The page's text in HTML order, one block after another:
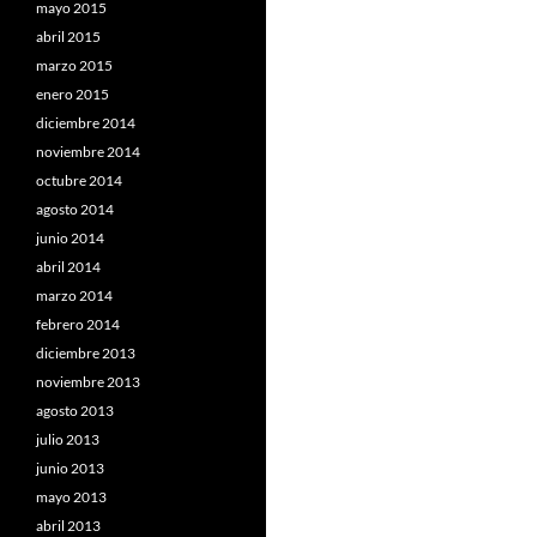
mayo 2015
abril 2015
marzo 2015
enero 2015
diciembre 2014
noviembre 2014
octubre 2014
agosto 2014
junio 2014
abril 2014
marzo 2014
febrero 2014
diciembre 2013
noviembre 2013
agosto 2013
julio 2013
junio 2013
mayo 2013
abril 2013